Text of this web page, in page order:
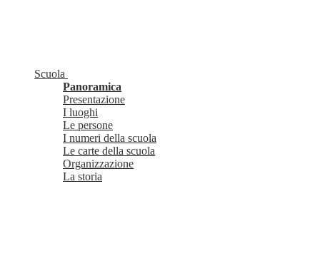
Scuola
Panoramica
Presentazione
I luoghi
Le persone
I numeri della scuola
Le carte della scuola
Organizzazione
La storia